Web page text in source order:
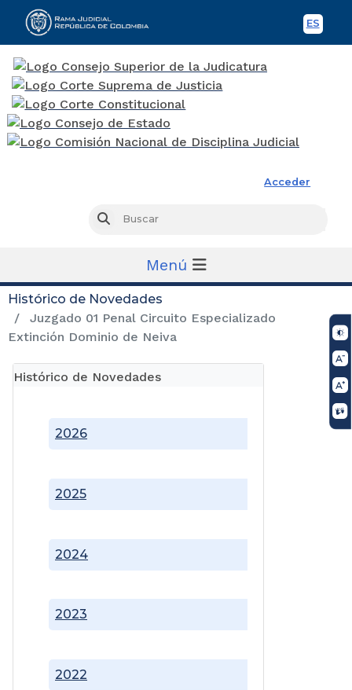
ES
Acceder
Buscar
Menú
Histórico de Novedades
Juzgado 01 Penal Circuito Especializado
Extinción Dominio de Neiva
Histórico de Novedades
2022
2023
2024
2025
2026